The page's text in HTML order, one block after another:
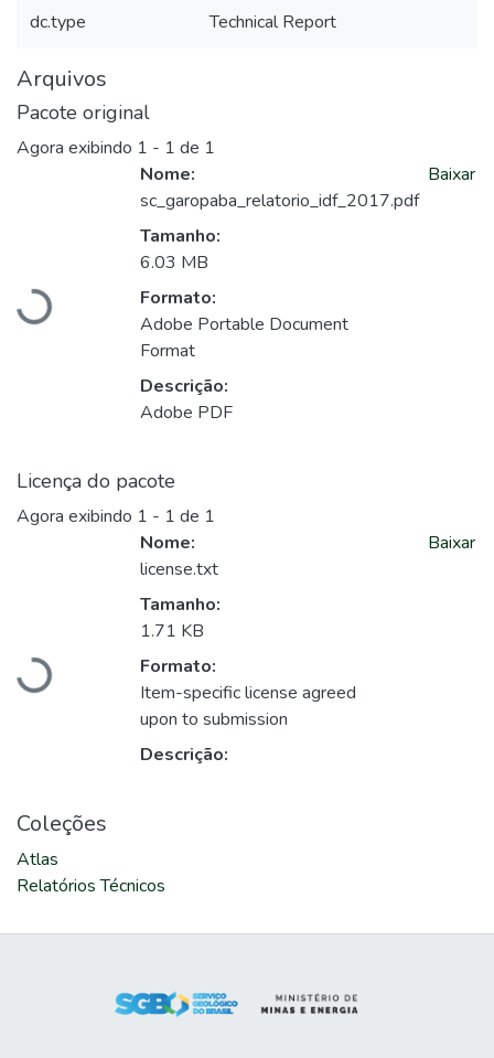
dc.type Technical Report
Arquivos
Pacote original
Agora exibindo 1 - 1 de 1
Carregando...
Nome:
sc_garopaba_relatorio_idf_2017.pdf
Tamanho:
6.03 MB
Formato:
Adobe Portable Document
Format
Descrição:
Adobe PDF
Baixar
Licença do pacote
Agora exibindo 1 - 1 de 1
Carregando...
Nome:
license.txt
Tamanho:
1.71 KB
Formato:
Item-specific license agreed
upon to submission
Descrição:
Baixar
Coleções
Atlas
Relatórios Técnicos